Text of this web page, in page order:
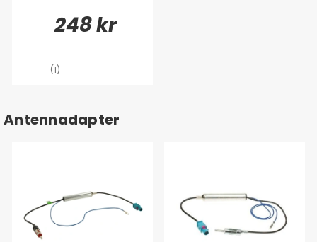
248 kr
(1)
Antennadapter